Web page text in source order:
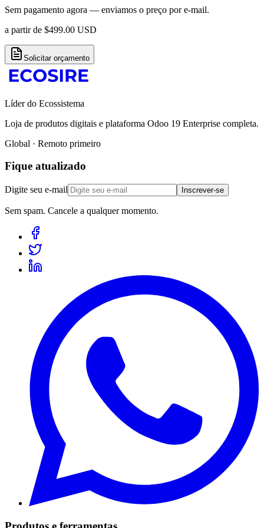
Sem pagamento agora — enviamos o preço por e-mail.
a partir de $499.00 USD
Solicitar orçamento
Líder do Ecossistema
Loja de produtos digitais e plataforma Odoo 19 Enterprise completa.
Global · Remoto primeiro
Fique atualizado
Digite seu e-mail Inscrever-se
Sem spam. Cancele a qualquer momento.